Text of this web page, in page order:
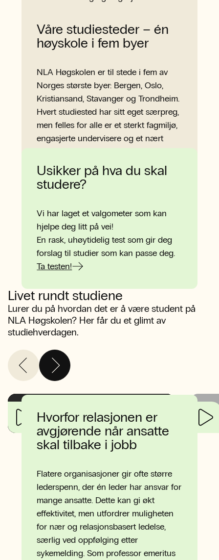
Les mer her
Våre studiesteder – én
høyskole i fem byer
NLA Høgskolen er til stede i fem av
Norges største byer: Bergen, Oslo,
Kristiansand, Stavanger og Trondheim.
Hvert studiested har sitt eget særpreg,
men felles for alle er et sterkt fagmiljø,
engasjerte undervisere og et nært
Se alle våre studiesteder
Usikker på hva du skal
studere?
Vi har laget et valgometer som kan
hjelpe deg litt på vei!
En rask, uhøytidelig test som gir deg
forslag til studier som kan passe deg.
Ta testen!
Livet rundt studiene
Lurer du på hvordan det er å være student på
NLA Høgskolen? Her får du et glimt av
studiehverdagen.
Kalfaret
Hvorfor relasjonen er
avgjørende når ansatte
skal tilbake i jobb
Flatere organisasjoner gir ofte større
lederspenn, der én leder har ansvar for
mange ansatte. Dette kan gi økt
effektivitet, men utfordrer muligheten
for nær og relasjonsbasert ledelse,
særlig ved oppfølging etter
sykemelding. Som professor emeritus